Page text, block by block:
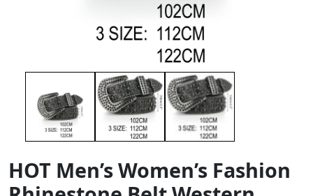
HOT Men’s Women’s Fashion